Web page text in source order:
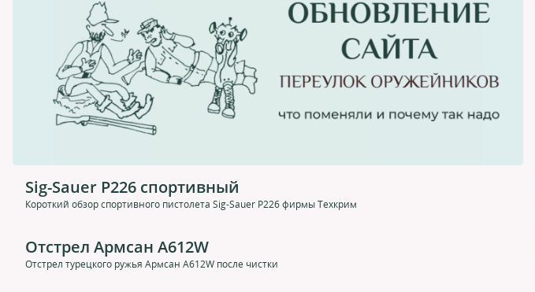
Sig-Sauer P226 спортивный
Короткий обзор спортивного пистолета Sig-Sauer P226 фирмы Техкрим
Отстрел Армсан A612W
Отстрел турецкого ружья Армсан A612W после чистки